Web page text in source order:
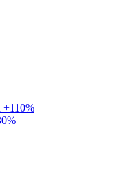
+110%